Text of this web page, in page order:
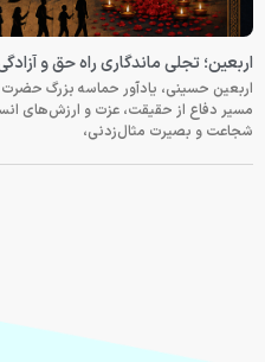
اربعین؛ تجلی ماندگاری راه حق و آزادگی
اربعین حسینی، یادآور حماسه بزرگ حضرت
مسیر دفاع از حقیقت، عزت و ارزش‌های
شجاعت و بصیرت مثال‌زدنی،